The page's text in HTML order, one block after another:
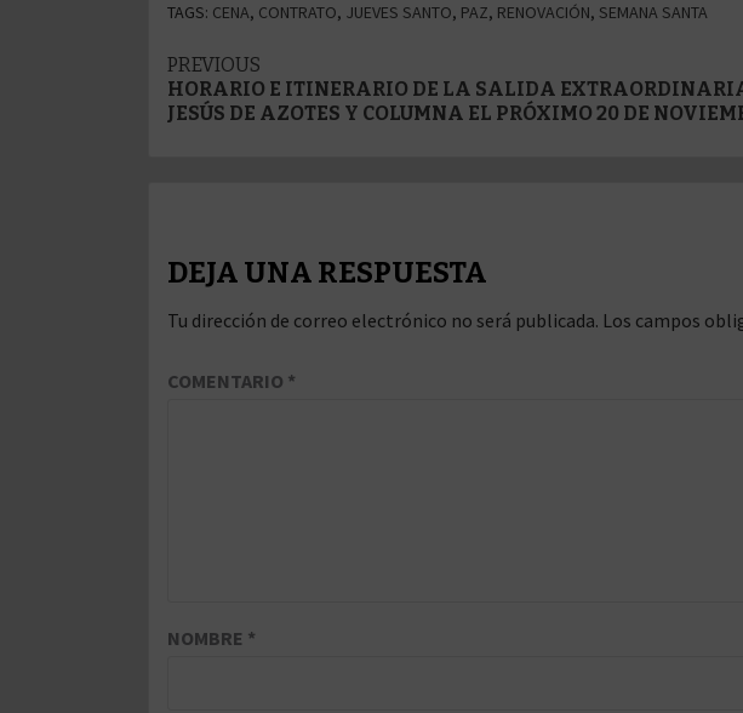
TAGS: CENA, CONTRATO, JUEVES SANTO, PAZ, RENOVACIÓN, SEMANA SANTA
Post
navigation
PREVIOUS
HORARIO E ITINERARIO DE LA SALIDA
JESÚS DE AZOTES Y COLUMNA EL PRÓXIMO 20 DE
DEJA UNA RESPUESTA
Tu dirección de correo electrónico no será publicada. Los campos
COMENTARIO *
NOMBRE *